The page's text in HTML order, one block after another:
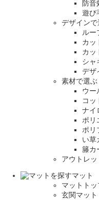
防音
遊び
デザインで
ルー
カッ
カッ
シャ
デザ
素材で選ぶ
ウー
コッ
ナイ
ポリ
ポリ
い草
籐カ
アウトレッ
マット
マットト
玄関マット